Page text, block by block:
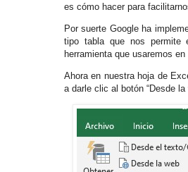
es cómo hacer para
Por suerte Google ha
tipo tabla que nos permite
herramienta que usaremos
Ahora en nuestra hoja de
a darle clic al botón “Desde la